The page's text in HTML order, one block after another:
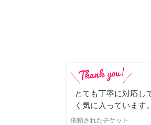
とても丁寧に対応し
く気に入っています
依頼されたチケット